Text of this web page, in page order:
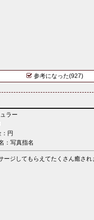
参考になった(927)
ラー
：円
：写真指名
ージしてもらえてたくさん癒され